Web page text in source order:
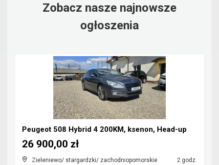
Zobacz nasze najnowsze
ogłoszenia
Peugeot 508 Hybrid 4 200KM, ksenon, Head-up
Zieleniewo/ stargardzki/ zachodniopomorskie 2 godz.
26 900,00 zł